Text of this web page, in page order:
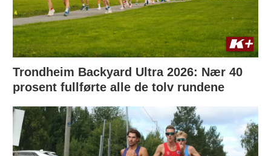
Trondheim Backyard Ultra 2026: Nær 40
prosent fullførte alle de tolv rundene